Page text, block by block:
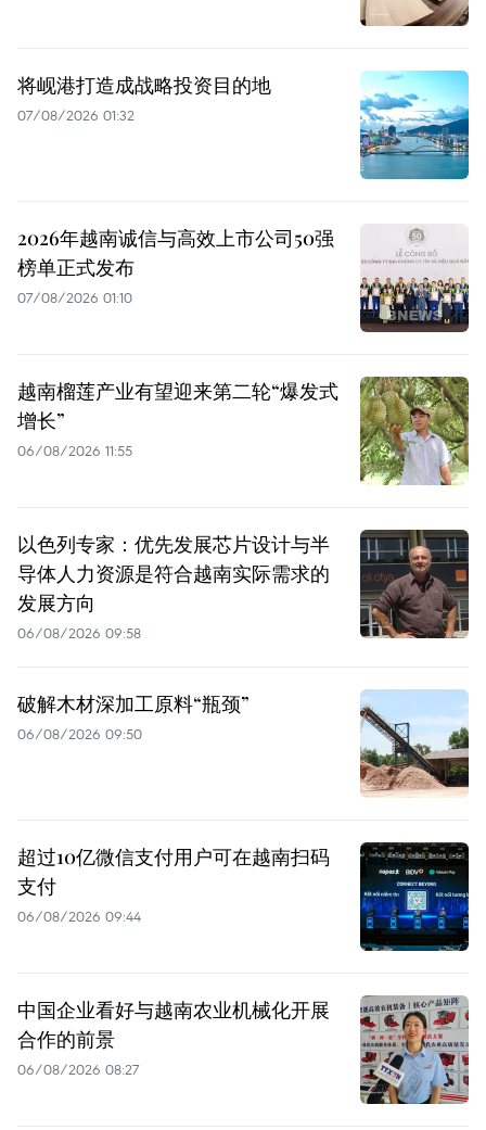
将岘港打造成战略投资目的地
07/08/2026 01:32
2026年越南诚信与高效上市公司50强
榜单正式发布
07/08/2026 01:10
越南榴莲产业有望迎来第二轮“爆发式
增长”
06/08/2026 11:55
以色列专家：优先发展芯片设计与半
导体人力资源是符合越南实际需求的
发展方向
06/08/2026 09:58
破解木材深加工原料“瓶颈”
06/08/2026 09:50
超过10亿微信支付用户可在越南扫码
支付
06/08/2026 09:44
中国企业看好与越南农业机械化开展
合作的前景
06/08/2026 08:27